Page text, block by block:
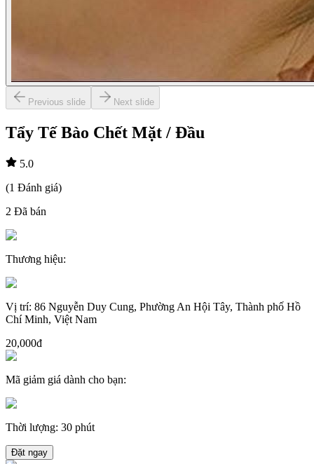
Previous slide Next slide
Tẩy Tế Bào Chết Mặt / Đầu
5.0
(1 Đánh giá)
2 Đã bán
Thương hiệu:
Vị trí: 86 Nguyễn Duy Cung, Phường An Hội Tây, Thành phố Hồ
Chí Minh, Việt Nam
20,000đ
Mã giảm giá dành cho bạn:
Thời lượng: 30 phút
Đặt ngay